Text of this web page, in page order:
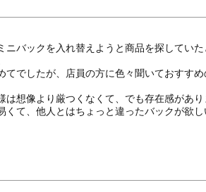
ニバックを入れ替えようと商品を探してい
てでしたが、店員の方に色々聞いておすすめ
は想像より厳つくなくて、でも存在感があり
くて、他人とはちょっと違ったバックが欲